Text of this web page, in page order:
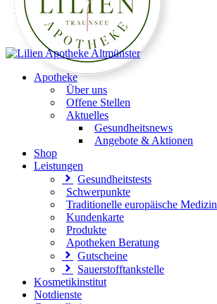
Apotheke
Über uns
Offene Stellen
Aktuelles
Gesundheitsnews
Angebote & Aktionen
Shop
Leistungen
Gesundheitstests
Schwerpunkte
Traditionelle europäische Medizin
Kundenkarte
Produkte
Apotheken Beratung
Gutscheine
Sauerstofftankstelle
Kosmetikinstitut
Notdienste